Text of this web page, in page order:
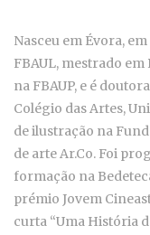
Nasceu em Évora,
FBAUL, mestrado
na FBAUP, e é
Colégio das Artes,
de ilustração na
de arte Ar.Co. Foi
formação na
prémio Jovem
curta “Uma História